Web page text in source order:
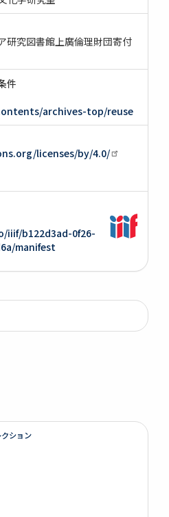
研究図書館上廣倫理財団寄付
件
archives-top/reuse
licenses/by/4.0/
b122d3ad-0f26-
manifest
ション